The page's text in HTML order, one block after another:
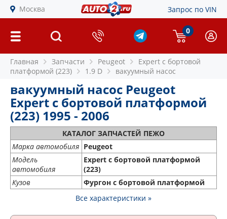
Москва Запрос по VIN
0
Главная Запчасти Peugeot
Expert c бортовой
платформой (223)
1.9 D вакуумный насос
вакуумный насос Peugeot
Expert c бортовой платформой
(223) 1995 - 2006
КАТАЛОГ ЗАПЧАСТЕЙ ПЕЖО
Марка автомобиля Peugeot
Модель
автомобиля
Expert c бортовой платформой
(223)
Кузов
Фургон с бортовой платформой
Все характеристики »